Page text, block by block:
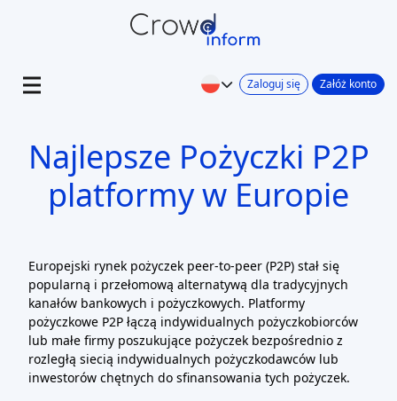
Zaloguj się Załóż konto
Najlepsze Pożyczki P2P
platformy w Europie
Europejski rynek pożyczek peer-to-peer (P2P) stał się
popularną i przełomową alternatywą dla tradycyjnych
kanałów bankowych i pożyczkowych. Platformy
pożyczkowe P2P łączą indywidualnych pożyczkobiorców
lub małe firmy poszukujące pożyczek bezpośrednio z
rozległą siecią indywidualnych pożyczkodawców lub
inwestorów chętnych do sfinansowania tych pożyczek.